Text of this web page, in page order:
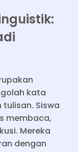
kata
Siswa
membaca,
Mereka
dengan